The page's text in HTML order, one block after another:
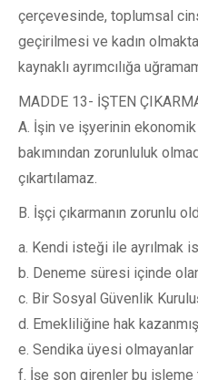
çerçevesinde, toplumsal
geçirilmesi ve kadın
kaynaklı ayrımcılığa
MADDE 13- İŞTEN
A. İşin ve işyerinin
bakımından zorunluluk
çıkartılamaz.
B. İşçi çıkarmanın zorunlu
a. Kendi isteği ile ayrılmak
b. Deneme süresi içinde
c. Bir Sosyal Güvenlik
d. Emekliliğine hak
e. Sendika üyesi olmayanlar
f. İşe son girenler bu işleme